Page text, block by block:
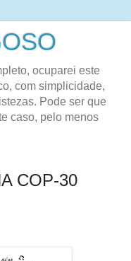
ocuparei este
com simplicidade,
Pode ser que
caso, pelo menos
COP-30